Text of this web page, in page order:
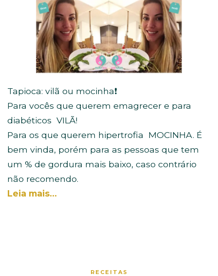
Tapioca: vilã ou mocinha❗
Para vocês que querem emagrecer e para
diabéticos VILÃ!
Para os que querem hipertrofia
MOCINHA. É
bem vinda, porém para as pessoas que tem
um % de gordura mais baixo, caso contrário
não recomendo.
Leia mais…
RECEITAS